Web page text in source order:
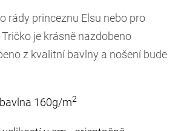
rády princeznu Elsu nebo pro
je krásně nazdobeno
z kvalitní bavlny a nošení bude
160g/m2